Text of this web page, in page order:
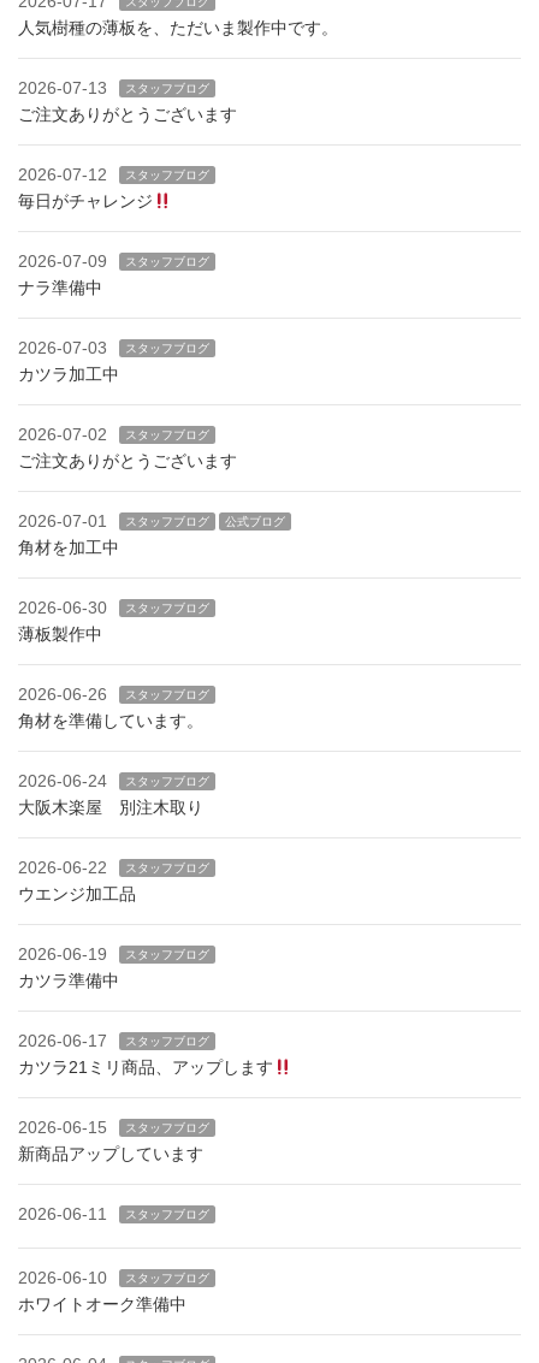
人気樹種の薄板を、ただいま製作中です。
2026-07-13 スタッフブログ
ご注文ありがとうございます
2026-07-12 スタッフブログ
毎日がチャレンジ
2026-07-09 スタッフブログ
ナラ準備中
2026-07-03 スタッフブログ
カツラ加工中
2026-07-02 スタッフブログ
ご注文ありがとうございます
2026-07-01 スタッフブログ 公式ブログ
角材を加工中
2026-06-30 スタッフブログ
薄板製作中
2026-06-26 スタッフブログ
角材を準備しています。
2026-06-24 スタッフブログ
大阪木楽屋 別注木取り
2026-06-22 スタッフブログ
ウエンジ加工品
2026-06-19 スタッフブログ
カツラ準備中
2026-06-17 スタッフブログ
カツラ21ミリ商品、アップします
2026-06-15 スタッフブログ
新商品アップしています
2026-06-11 スタッフブログ
2026-06-10 スタッフブログ
ホワイトオーク準備中